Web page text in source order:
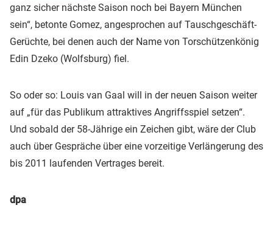
ganz sicher nächste Saison noch bei Bayern München
sein“, betonte Gomez, angesprochen auf Tauschgeschäft-
Gerüchte, bei denen auch der Name von Torschützenkönig
Edin Dzeko (Wolfsburg) fiel.
So oder so: Louis van Gaal will in der neuen Saison weiter
auf „für das Publikum attraktives Angriffsspiel setzen“.
Und sobald der 58-Jährige ein Zeichen gibt, wäre der Club
auch über Gespräche über eine vorzeitige Verlängerung des
bis 2011 laufenden Vertrages bereit.
dpa